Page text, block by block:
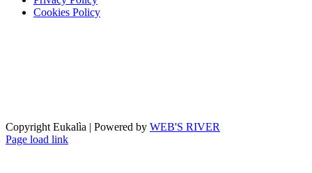
Cookies Policy
Copyright Eukalìa | Powered by WEB'S RIVER
Facebook
X
Instagram
Pinterest
Page load link